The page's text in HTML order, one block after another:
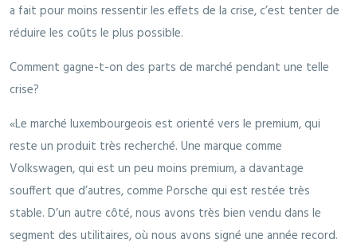
a fait pour moins ressentir les effets de la crise, c’est tenter de
réduire les coûts le plus possible.
Comment gagne-t-on des parts de marché pendant une telle
crise?
«Le marché luxembourgeois est orienté vers le premium, qui
reste un produit très recherché. Une marque comme
Volkswagen, qui est un peu moins premium, a davantage
souffert que d’autres, comme Porsche qui est restée très
stable. D’un autre côté, nous avons très bien vendu dans le
segment des utilitaires, où nous avons signé une année record.